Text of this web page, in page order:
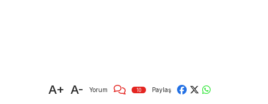
A+ A- Yorum 10 Paylaş